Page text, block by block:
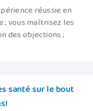
réussie en
; vous maîtrisez les
des objections ;
santé sur le bout